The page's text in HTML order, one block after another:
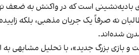
بادیه‌نشینی است که در واکنش به ضعف
نه صرفاً یک جریان مذهبی، بلکه
شده‌اند.
و بازی بزرگ جدید»، با تحلیل مشابهی